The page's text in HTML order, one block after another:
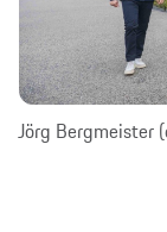
Jörg Bergmeister